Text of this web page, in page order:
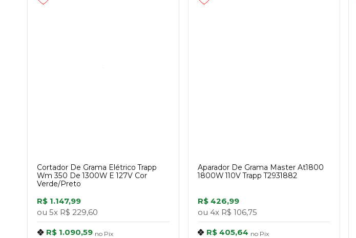
Cortador De Grama Elétrico Trapp
Wm 350 De 1300W E 127V Cor
Verde/Preto
R$ 1.147,99
ou 5x R$ 229,60
R$ 1.090,59 no Pix
Aparador De Grama Master At1800
1800W 110V Trapp T2931882
R$ 426,99
ou 4x R$ 106,75
R$ 405,64 no Pix